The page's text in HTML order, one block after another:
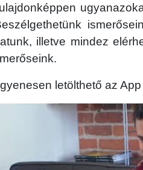
illetve mindez
letölthető az